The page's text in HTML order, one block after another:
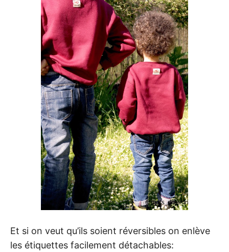
Et si on veut qu’ils soient réversibles on enlève
les étiquettes facilement détachables: